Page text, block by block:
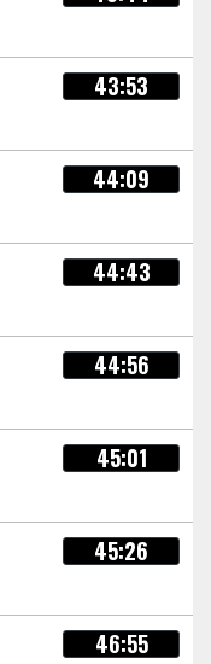
43:53
44:09
44:43
44:56
45:01
45:26
46:55